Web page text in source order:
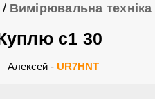
/ Вимірювальна техніка
с1 30
Алексей - UR7HNT